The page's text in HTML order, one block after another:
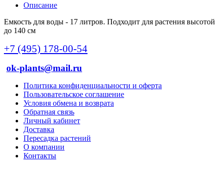
Описание
Емкость для воды - 17 литров. Подходит для растения высотой
до 140 см
+7 (495) 178-00-54
ok-plants@mail.ru
Политика конфиденциальности и оферта
Пользовательское соглашение
Условия обмена и возврата
Обратная связь
Личный кабинет
Доставка
Пересадка растений
О компании
Контакты